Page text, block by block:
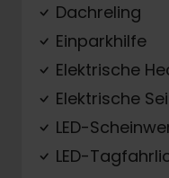
Dachreling
Einparkhilfe
Elektrische
Elektrische
LED-
LED-